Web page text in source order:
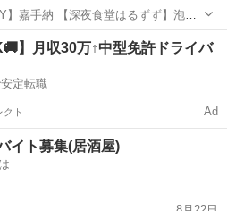
】嘉手納 【深夜食堂はるずず】泡瀬
管理 ★給与 ・210000円～(昇給、手当て有り) ※残業手当て含む ...
駅 飲食 社員募集
】月収30万↑中型免許ドライバ
定転職
クト Ad
イト募集(居酒屋)